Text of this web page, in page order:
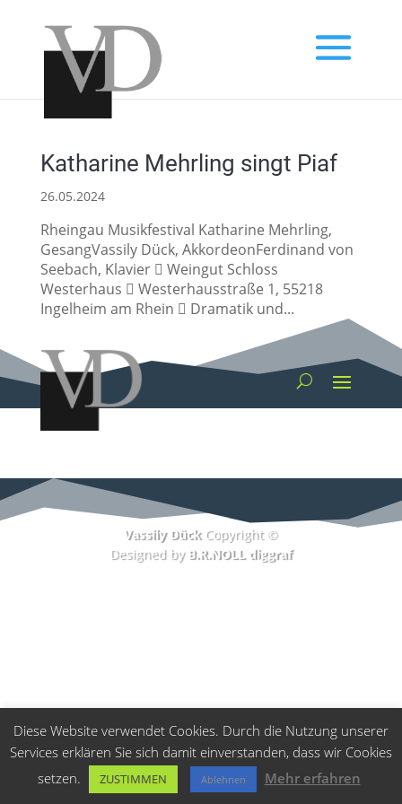
Katharine Mehrling singt Piaf
26.05.2024
Rheingau Musikfestival Katharine Mehrling,
GesangVassily Dück, AkkordeonFerdinand von
Seebach, Klavier  Weingut Schloss
Westerhaus  Westerhausstraße 1, 55218
Ingelheim am Rhein  Dramatik und...
Vassily DückCopyright ©
Designed by B.R.NOLL diggraf
Diese Website verwendet Cookies. Durch die Nutzung unserer
Services erklären Sie sich damit einverstanden, dass wir Cookies
setzen.
ZUSTIMMEN Ablehnen Mehr erfahren